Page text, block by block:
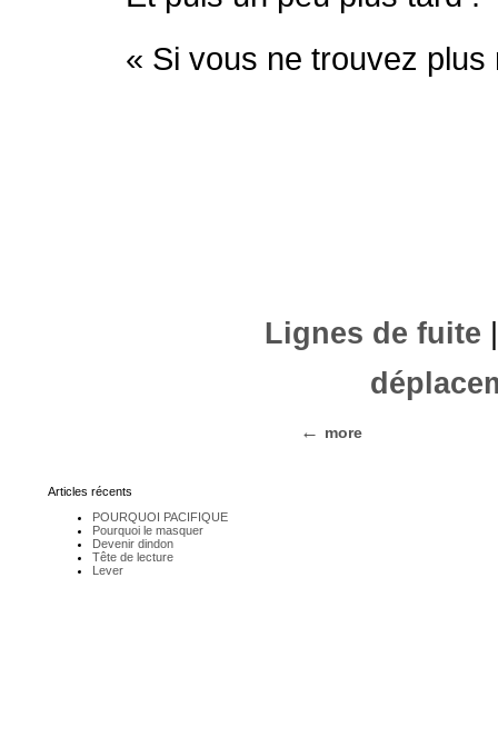
« Si vous ne trouvez
Lignes de fuite
more
Articles récents
POURQUOI PACIFIQUE
Pourquoi le masquer
Devenir dindon
Tête de lecture
Lever